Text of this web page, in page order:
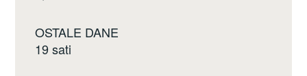
OSTALE DANE
19 sati